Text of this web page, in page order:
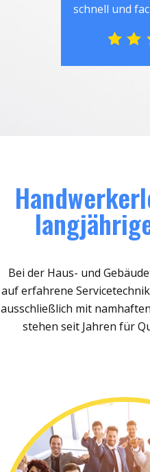
schnell und
Bei der Haus- und
auf erfahrene
ausschließlich mit
stehen seit Jahren für